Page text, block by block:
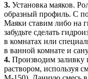
3. Установка маяков.
образный профиль. С
Маяки ставим либо на
забудьте сделать
в комнатах или
в ванной комнате и
4. Производим
раствором, используя